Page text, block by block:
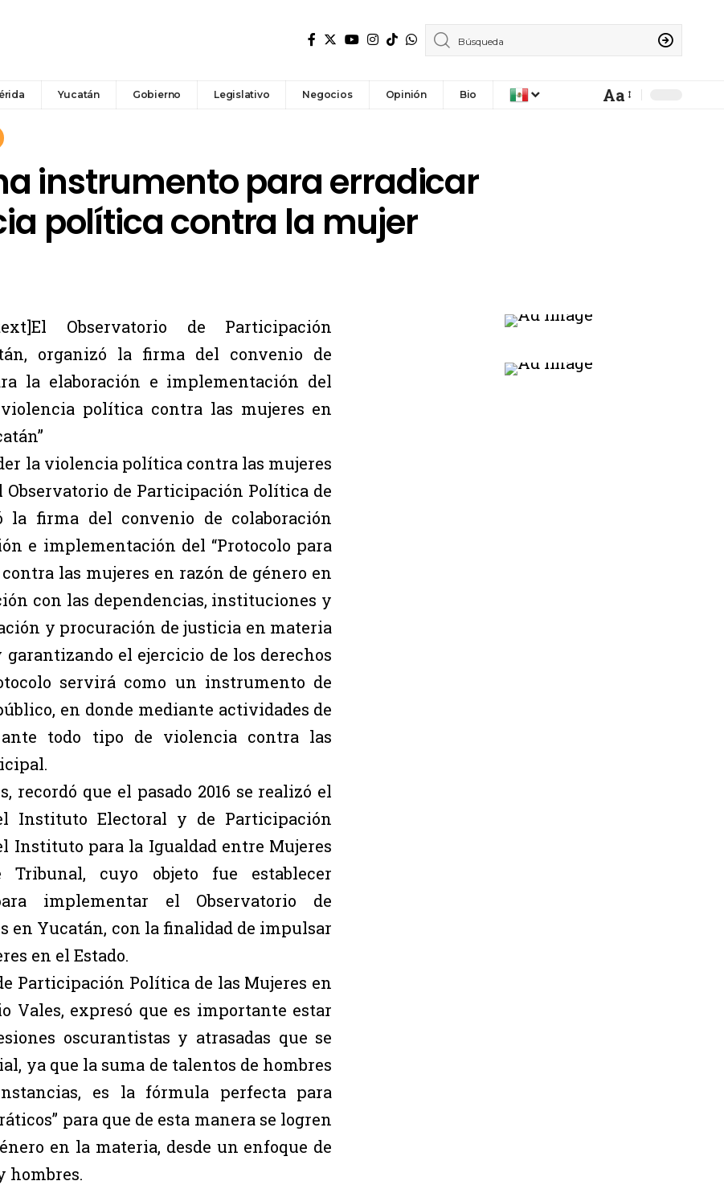
Yucatán Gobierno Legislativo Negocios Opinión Bio Aa
instrumento para erradicar
política contra la mujer
Observatorio de Participación
organizó la firma del convenio de
la elaboración e implementación del
política contra las mujeres en
la violencia política contra las mujeres
Observatorio de Participación Política de
la firma del convenio de colaboración
e implementación del “Protocolo para
las mujeres en razón de género en
con las dependencias, instituciones y
y procuración de justicia en materia
el ejercicio de los derechos
servirá como un instrumento de
en donde mediante actividades de
todo tipo de violencia contra las
recordó que el pasado 2016 se realizó el
Instituto Electoral y de Participación
Instituto para la Igualdad entre Mujeres
cuyo objeto fue establecer
implementar el Observatorio de
en Yucatán, con la finalidad de impulsar
en el Estado.
Participación Política de las Mujeres en
Vales, expresó que es importante estar
oscurantistas y atrasadas que se
ya que la suma de talentos de hombres
es la fórmula perfecta para
para que de esta manera se logren
en la materia, desde un enfoque de
hombres.